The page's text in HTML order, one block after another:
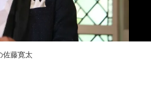
佐藤寛太